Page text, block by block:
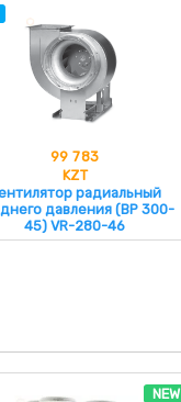
99 783
KZT
радиальный
давления (ВР 300-
45) VR-280-46
NEW